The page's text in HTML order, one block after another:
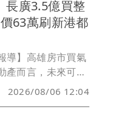
廣3.5億買整
63萬刷新港都
導】高雄房市買氣
產而言，未來可能
的出現，而且單價
上午長廣股份有
2026/08/06 12:04